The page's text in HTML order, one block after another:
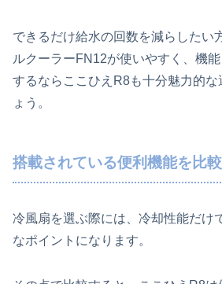
できるだけ給水の回数を減らしたい
ルクーラーFN12が使いやすく、機
するならここひえR8も十分魅力的な
ょう。
搭載されている便利機能を比較
冷風扇を選ぶ際には、冷却性能だけ
なポイントになります。